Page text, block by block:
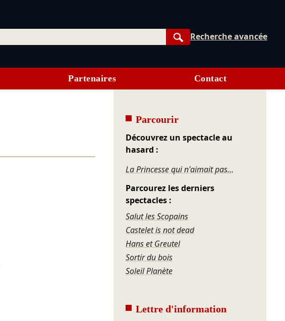
Rechercher
Recherche avancée
Partenaires Contact
Parcourir
Découvrez un spectacle au
hasard :
La Princesse qui n'aimait pas…
Parcourez les derniers
spectacles :
Salut les Scopains
Castelet is not dead
Hans et Greutel
Sortir du bois
Soleil Planète
Lettre d'information